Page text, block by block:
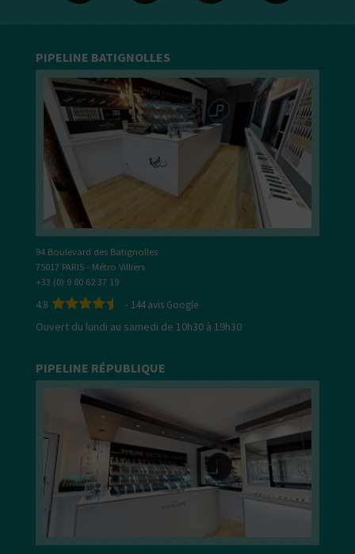
PIPELINE BATIGNOLLES
94 Boulevard des Batignolles
75017 PARIS - Métro Villiers
+33 (0) 9 80 62 37 19
4.8 - 144avis Google
Ouvert du lundi au samedi de 10h30 à 19h30
PIPELINE RÉPUBLIQUE